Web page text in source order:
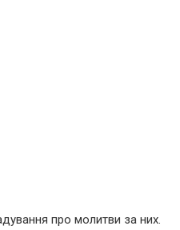
про молитви за них.